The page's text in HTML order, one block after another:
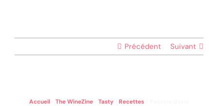
Glossaire
Précédent Suivant
Accueil The WineZine Tasty Recettes